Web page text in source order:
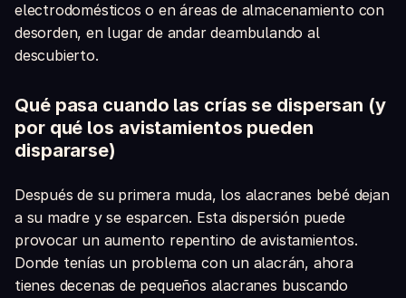
electrodomésticos o en áreas de almacenamiento con
desorden, en lugar de andar deambulando al
descubierto.
Qué pasa cuando las crías se dispersan (y
por qué los avistamientos pueden
dispararse)
Después de su primera muda, los alacranes bebé dejan
a su madre y se esparcen. Esta dispersión puede
provocar un aumento repentino de avistamientos.
Donde tenías un problema con un alacrán, ahora
tienes decenas de pequeños alacranes buscando